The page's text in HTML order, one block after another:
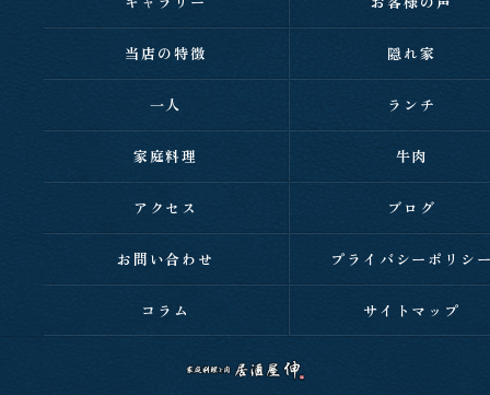
当店の特徴 隠れ家
一人 ランチ
家庭料理 牛肉
アクセス ブログ
お問い合わせ プライバシーポリシ
コラム サイトマップ